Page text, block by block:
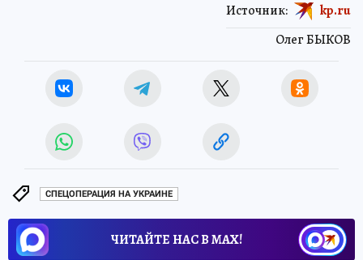
Олег БЫКОВ
Источник: kp.ru
СПЕЦОПЕРАЦИЯ НА УКРАИНЕ
ЧИТАЙТЕ НАС В МАХ!